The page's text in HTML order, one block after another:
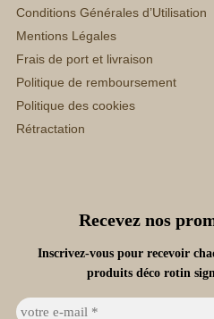
Conditions Générales d’Utilisation
Mentions Légales
Frais de port et livraison
Politique de remboursement
Politique des cookies
Rétractation
Recevez nos
Inscrivez-vous pour recevoir
produits déco rotin